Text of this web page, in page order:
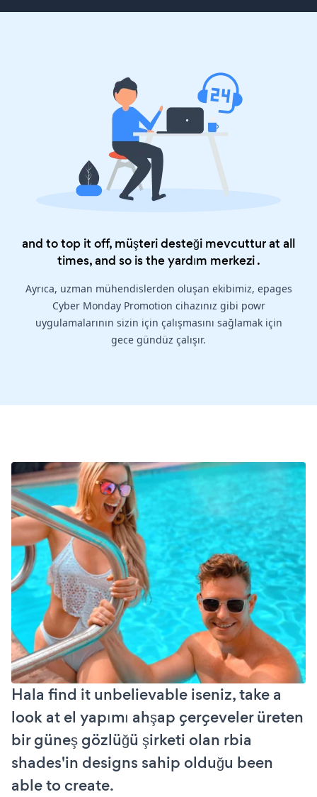
and to top it off, müşteri desteği mevcuttur at all
times, and so is theyardım merkezi.
Ayrıca, uzman mühendislerden oluşan ekibimiz, epages
Cyber Monday Promotion cihazınız gibi powr
uygulamalarının sizin için çalışmasını sağlamak için
gece gündüz çalışır.
Hala find it unbelievable iseniz, take a
look at el yapımı ahşap çerçeveler üreten
bir güneş gözlüğü şirketi olan rbia
shades'in designs sahip olduğu been
able to create.